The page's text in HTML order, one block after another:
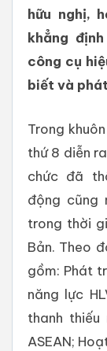
hữu nghị,
khẳng
công cụ
biết và
Trong
thứ 8 diễn
chức đã
động cũng
trong thời
Bản. Theo
gồm: Phát
năng lực
thanh
ASEAN;